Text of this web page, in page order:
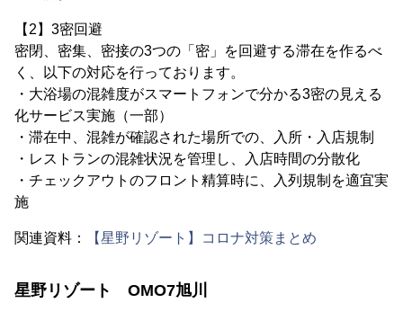
【2】3密回避
密閉、密集、密接の3つの「密」を回避する滞在を作るべ
く、以下の対応を行っております。
・大浴場の混雑度がスマートフォンで分かる3密の見える
化サービス実施（一部）
・滞在中、混雑が確認された場所での、入所・入店規制
・レストランの混雑状況を管理し、入店時間の分散化
・チェックアウトのフロント精算時に、入列規制を適宜実
施
関連資料： 【星野リゾート】コロナ対策まとめ
星野リゾート OMO7旭川